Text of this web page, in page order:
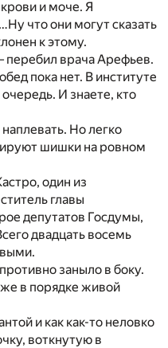
и моче. Я
что они могут сказать
к этому.
перебил врача Арефьев.
пока нет. В институте
И знаете, кто
Но легко
шишки на ровном
один из
главы
депутатов Госдумы,
двадцать восемь
заныло в боку.
в порядке живой
и как как-то неловко
воткнутую в